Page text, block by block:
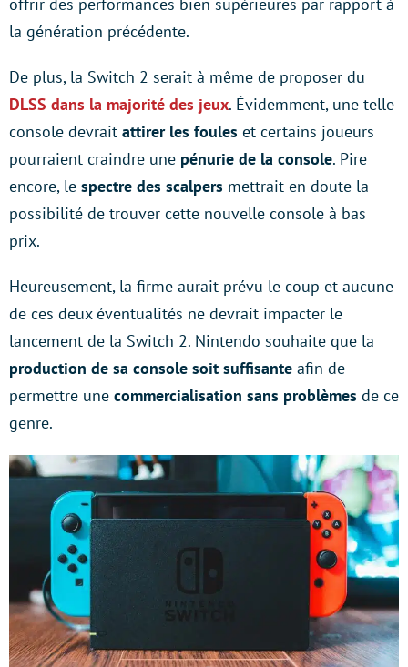
la génération précédente.
De plus, la Switch 2 serait à même de proposer du
DLSS dans la majorité des jeux. Évidemment, une telle
console devrait attirer les foules et certains joueurs
pourraient craindre une pénurie de la console. Pire
encore, le spectre des scalpers mettrait en doute la
possibilité de trouver cette nouvelle console à bas
prix.
Heureusement, la firme aurait prévu le coup et aucune
de ces deux éventualités ne devrait impacter le
lancement de la Switch 2. Nintendo souhaite que la
production de sa console soit suffisante afin de
permettre une commercialisation sans problèmes de ce
genre.